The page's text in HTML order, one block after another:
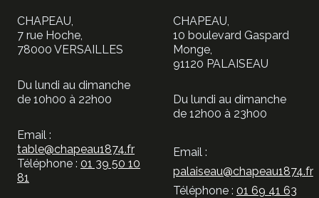
CHAPEAU,
7 rue Hoche,
78000 VERSAILLES
Du lundi au dimanche
de 10h00 à 22h00
Email :
table@chapeau1874.fr
Téléphone : 01 39 50 10
81
CHAPEAU,
10 boulevard Gaspard
Monge,
91120 PALAISEAU
Du lundi au dimanche
de 12h00 à 23h00
Email :
palaiseau@chapeau1874.fr
Téléphone : 01 69 41 63